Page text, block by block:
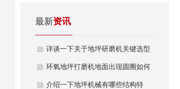
最新资讯
详谈一下关于地坪研磨机关键选型
参数有哪些？
环氧地坪打磨机地面出现圆圈如何
处理解决？
介绍一下地坪机械有哪些结构特